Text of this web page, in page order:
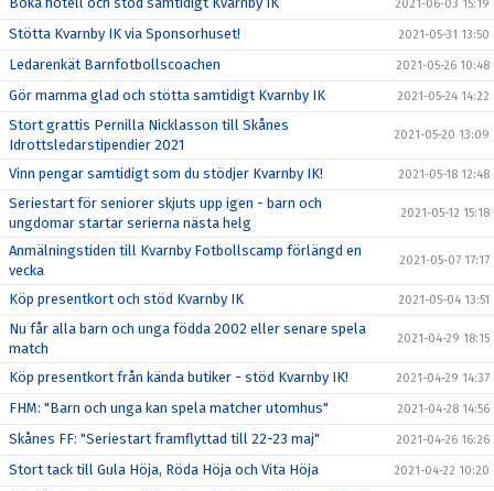
2021-06-03 15:19
Stötta Kvarnby IK via Sponsorhuset! 2021-05-31 13:50
Ledarenkät Barnfotbollscoachen 2021-05-26 10:48
Gör mamma glad och stötta samtidigt Kvarnby IK 2021-05-24 14:22
Stort grattis Pernilla Nicklasson till Skånes
Idrottsledarstipendier 2021
2021-05-20 13:09
Vinn pengar samtidigt som du stödjer Kvarnby IK! 2021-05-18 12:48
Seriestart för seniorer skjuts upp igen - barn och
ungdomar startar serierna nästa helg
2021-05-12 15:18
Anmälningstiden till Kvarnby Fotbollscamp förlängd en
vecka
2021-05-07 17:17
Köp presentkort och stöd Kvarnby IK 2021-05-04 13:51
Nu får alla barn och unga födda 2002 eller senare spela
match
2021-04-29 18:15
Köp presentkort från kända butiker - stöd Kvarnby IK! 2021-04-29 14:37
FHM: "Barn och unga kan spela matcher utomhus" 2021-04-28 14:56
Skånes FF: "Seriestart framflyttad till 22-23 maj" 2021-04-26 16:26
Stort tack till Gula Höja, Röda Höja och Vita Höja 2021-04-22 10:20